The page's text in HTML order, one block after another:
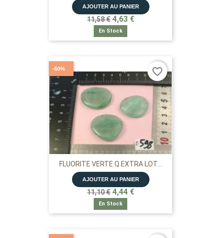
AJOUTER AU PANIER
11,58 € 4,63 €
En Stock
FLUORITE VERTE Q EXTRA LOT...
AJOUTER AU PANIER
11,10 € 4,44 €
En Stock
-60% favorite_border